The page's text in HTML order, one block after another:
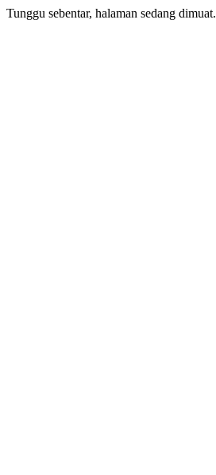
Tunggu sebentar, halaman sedang dimuat.